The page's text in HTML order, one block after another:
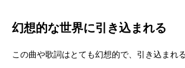
幻想的な世界に引き込まれる
この曲や歌詞はとても幻想的で、引き込まれ